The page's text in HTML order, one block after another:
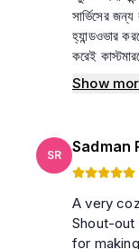
সার্ভিসের
হ্যান্ডওভার
করেই
নতুন ওয়াশড
ছোটো মিনি
তবে হোস্ট আশা
ওয়াশরুম এ
হলে উনার
এপার্টমেন্টের
Show
SR Sadman
A very
Shout-out
for